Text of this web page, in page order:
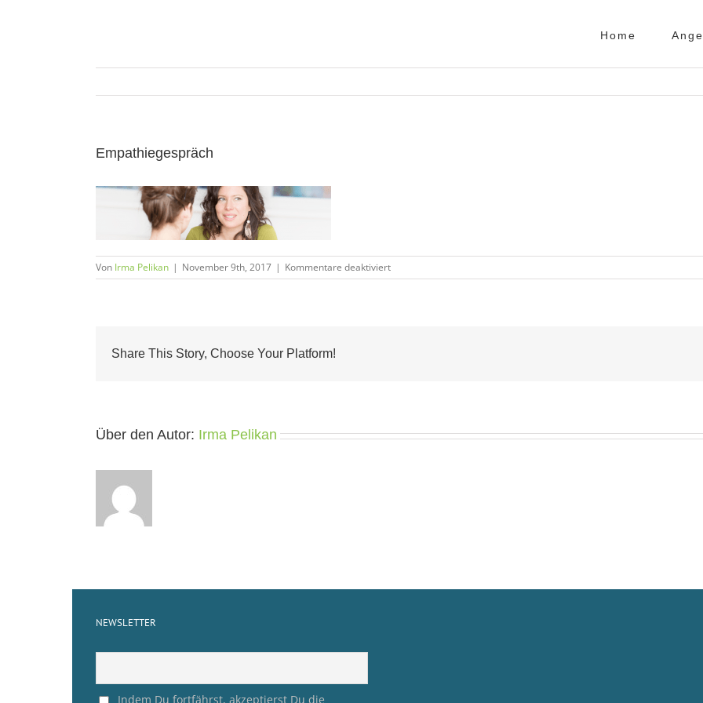
Home
Empathiegespräch
Von Irma Pelikan | November 9th, 2017 | Kommentare deaktiviertfür
Empathiegespräch
Share This Story, Choose Your Platform!
Über den Autor: Irma Pelikan
NEWSLETTER
Indem Du fortfährst, akzeptierst Du die